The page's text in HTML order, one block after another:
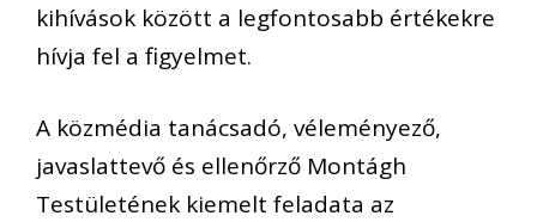
kihívások között a legfontosabb értékekre
hívja fel a figyelmet.
A közmédia tanácsadó, véleményező,
javaslattevő és ellenőrző Montágh
Testületének kiemelt feladata az